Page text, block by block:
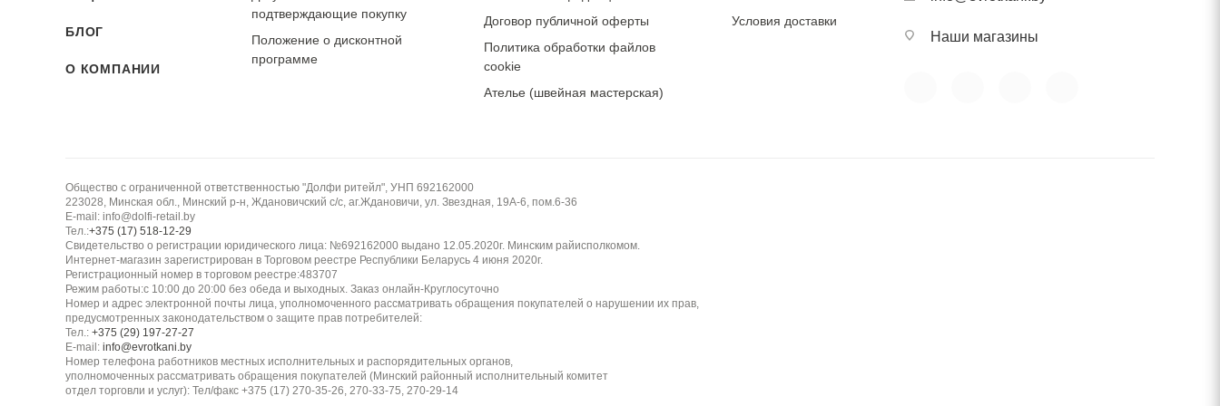
Износостойкость:
Ткань обладает хорошей износостойкостью, однако требует бережного обращения из-за наличия пайеток. При
интенсивной носке и трении блестки могут тускнеть или отрываться. Не дает усадки. Устойчива к выцветанию.
Фактура:
Блестящая, с рельефным декором
Сезонность:
Праздничная, всесезонная
Воздухопроницаемость:
Низкая
БЛОГ
О КОМПАНИИ
подтверждающие покупку
Положение о дисконтной
программе
Договор публичной оферты
Политика обработки файлов
cookie
Ателье (швейная мастерская)
Условия доставки
Наши магазины
Общество с ограниченной ответственностью "Долфи ритейл", УНП 692162000
223028, Минская обл., Минский р-н, Ждановичский с/с, аг.Ждановичи, ул. Звездная, 19А-6, пом.6-36
E-mail: info@dolfi-retail.by
Тел.:+375 (17) 518-12-29
Свидетельство о регистрации юридического лица: №692162000 выдано 12.05.2020г. Минским райисполкомом.
Интернет-магазин зарегистрирован в Торговом реестре Республики Беларусь 4 июня 2020г.
Регистрационный номер в торговом реестре:483707
Режим работы:с 10:00 до 20:00 без обеда и выходных. Заказ онлайн-Круглосуточно
Номер и адрес электронной почты лица, уполномоченного рассматривать обращения покупателей о нарушении их прав,
предусмотренных законодательством о защите прав потребителей:
Тел.: +375 (29) 197-27-27
E-mail: info@evrotkani.by
Номер телефона работников местных исполнительных и распорядительных органов,
уполномоченных рассматривать обращения покупателей (Минский районный исполнительный комитет
отдел торговли и услуг): Тел/факс +375 (17) 270-35-26, 270-33-75, 270-29-14